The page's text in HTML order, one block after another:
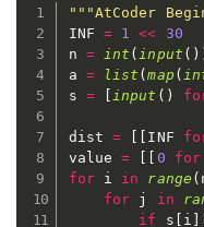
"""AtCoder
INF = 1 << 30
n = int (input ( )
a = list (map (
s = [input ( )
dist = INF
value = 0 for
for i in range (
for j in
if
s i